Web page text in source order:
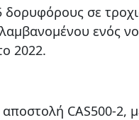
δορυφόρους σε
ενός
2022.
CAS500-2,